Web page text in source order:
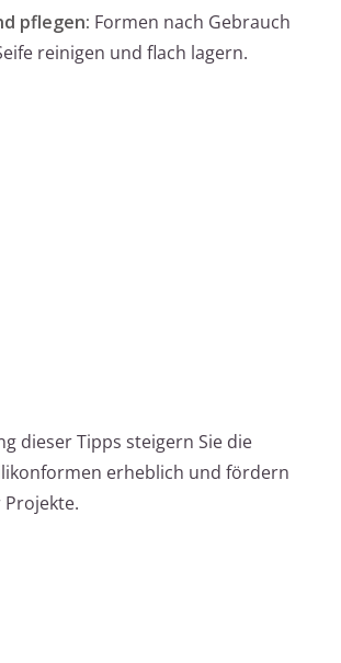
pflegen: Formen nach Gebrauch
reinigen und flach lagern.
dieser Tipps steigern Sie die
erheblich und fördern